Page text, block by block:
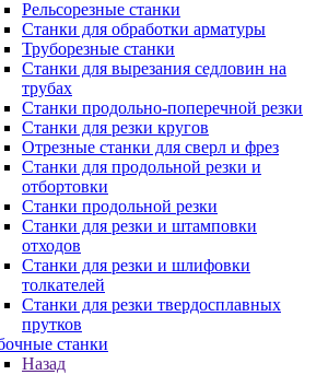
Рельсорезные станки
Станки для обработки арматуры
Труборезные станки
Станки для вырезания седловин на
трубаx
Станки продольно-поперечной резки
Станки для резки кругов
Отрезные станки для сверл и фрез
Станки для продольной резки и
отбортовки
Станки продольной резки
Станки для резки и штамповки
отходов
Станки для резки и шлифовки
толкателей
Станки для резки твердосплавных
прутков
станки
Назад